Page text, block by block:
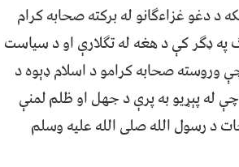
د دغو غزاءګانو له برکته صحابه کرام
په ډګر کې د هغه له تګلارې او د سیاست
صحابه کرامو د اسلام ډېوه د
چې له پېړیو به پرې د جهل او ظلم لمنې
د رسول الله صلی الله علیه وسلم